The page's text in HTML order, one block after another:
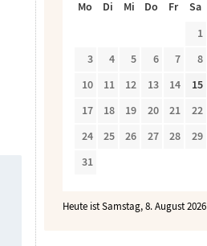
Mo Di Mi Do Fr Sa
1
3
4 5 6 7 8
10
11 12 13 14 15
17
18 19 20 21 22
24
25 26 27 28 29
31
Heute ist Samstag, 8. August 2026